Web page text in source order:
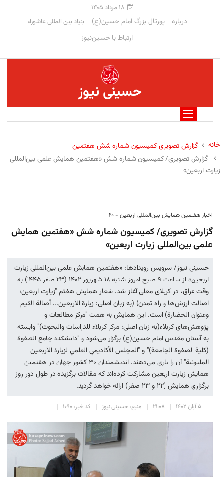
۱۸ مرداد ۱۴۰۵
درباره پورتال بزرگ امام حسین(ع) بنیاد بین المللی عاشوراء
ارتباط با حسین‌نیوز
حسینی نیوز
خانه
گزارش تصویری کمیسیون شماره شش هفتمین
گزارش تصویری/ کمیسیون شماره شش «هفتمین همایش علمی بین‌المللی
زیارت اربعین»
اخبار هفتمین همایش بین‌المللی اربعین - ۲۰
گزارش تصویری/ کمیسیون شماره شش «هفتمین همایش
علمی بین‌المللی زیارت اربعین»
حسینی نیوز/ سرویس رویدادها: «هفتمین همایش علمی بین‌المللی زیارت
اربعین» از ساعت ۹ صبح امروز شنبه ۱۸ شهریور ۱۴۰۲ (۲۳ صفر ١٤٤٥) به
وقت عراق، در کربلای معلی آغاز شد. شعار همایش هفتم "زیارت اربعین؛
اصالت ارزش‌ها و راه تمدن) (به زبان اصلی: زیارة الأربعین... أصالة القیم
وعنوان الحضارة) است. این همایش به همت "مرکز مطالعات و
پژوهش‌های کربلاء(به زبان اصلی: مرکز کربلاء للدراسات والبحوث)" وابسته
به آستان مقدس امام حسین(ع) برگزار می‌شود و "دانشکده جامع الصفوة
(کلیة الصفوة الجامعة)" و "المجلس الأكاديمي العلمي لزيارة الأربعين
المليونية" آن را یاری می‌دهند. اندیشمندان ۳۰ کشور جهان در هفتمین
همایش زیارت اربعین مشارکت کرده‌اند که مقالات برگزیده در طول دور روز
برگزاری همایش (۲۲ و ۲۳ صفر) ارائه خواهد گردید.
۵ آبان ۱۴۰۲ ۲۱:۰۸ منبع: حسینی نیوز کد خبر: ۱۰۹۰